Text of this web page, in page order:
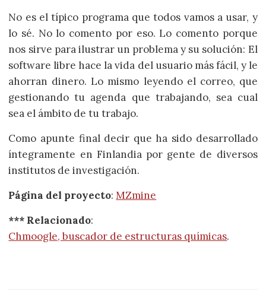
No es el típico programa que todos vamos a usar, y
lo sé. No lo comento por eso. Lo comento porque
nos sirve para ilustrar un problema y su solución: El
software libre hace la vida del usuario más fácil, y le
ahorran dinero. Lo mismo leyendo el correo, que
gestionando tu agenda que trabajando, sea cual
sea el ámbito de tu trabajo.
Como apunte final decir que ha sido desarrollado
íntegramente en Finlandia por gente de diversos
institutos de investigación.
Página del proyecto:MZmine
*** Relacionado:
Chmoogle, buscador de estructuras químicas.